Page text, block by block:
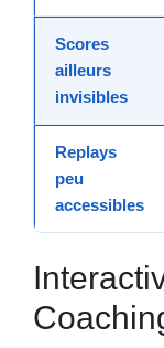
Scores
ailleurs
invisibles
Replays
peu
accessibles